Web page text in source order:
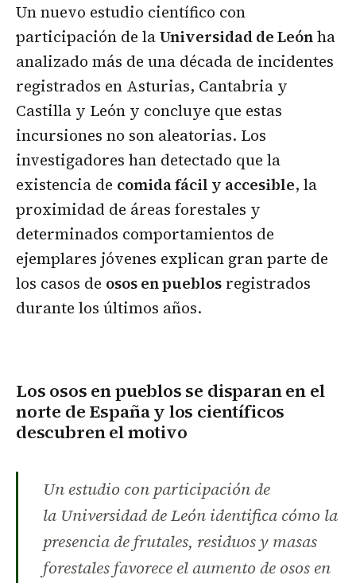
Un nuevo estudio científico con
participación de laUniversidad de Leónha
analizado más de una década de incidentes
registrados en Asturias, Cantabria y
Castilla y León y concluye que estas
incursiones no son aleatorias. Los
investigadores han detectado que la
existencia de comida fácil y accesible, la
proximidad de áreas forestales y
determinados comportamientos de
ejemplares jóvenes explican gran parte de
los casos de osos en pueblos registrados
durante los últimos años.
Los osos en pueblos se disparan en el
norte de España y los científicos
descubren el motivo
Un estudio con participación de
la Universidad de León identifica cómo la
presencia de frutales, residuos y masas
forestales favorece el aumento de osos en